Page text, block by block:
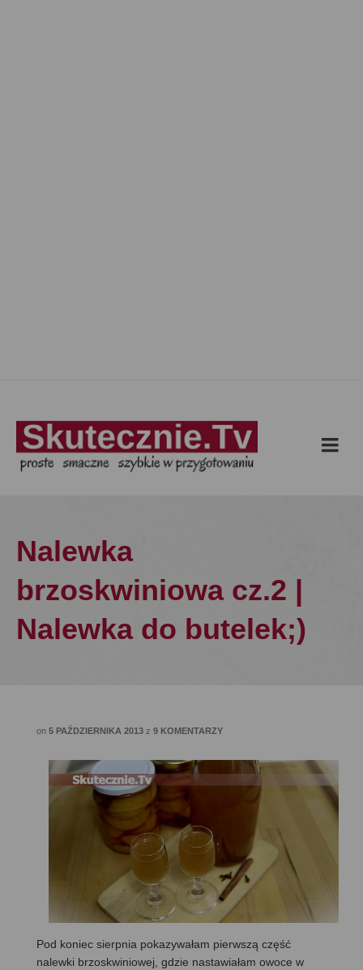
Nalewka
brzoskwiniowa cz.2 |
Nalewka do butelek;)
on 5 PAŹDZIERNIKA 2013 z 9 KOMENTARZY
Pod koniec sierpnia pokazywałam pierwszą część
nalewki brzoskwiniowej, gdzie nastawiałam owoce w